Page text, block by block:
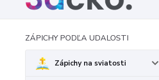
ZÁPICHY PODĽA UDALOSTI
Zápichy na sviatosti